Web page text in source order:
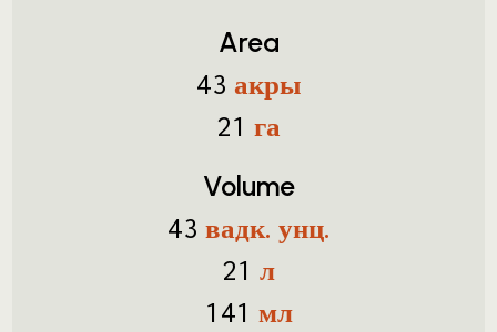
Area
43 акры
21 га
Volume
43 вадк. унц.
21 л
141 мл